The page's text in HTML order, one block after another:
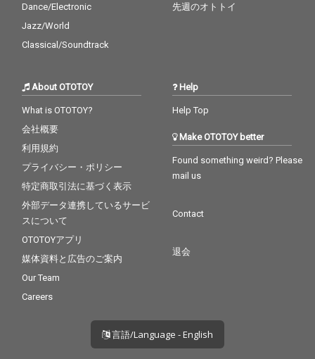
Dance/Electronic
Jazz/World
Classical/Soundtrack
先週のオトトイ
About OTOTOY
What is OTOTOY?
会社概要
利用規約
プライバシー・ポリシー
特定商取引法に基づく表示
外部データ連携しているサービ
スについて
OTOTOYアプリ
媒体資料と広告のご案内
Our Team
Careers
Help
Help Top
Make OTOTOY better
Found something weird? Please
mail us
Contact
退会
言語/Language - English